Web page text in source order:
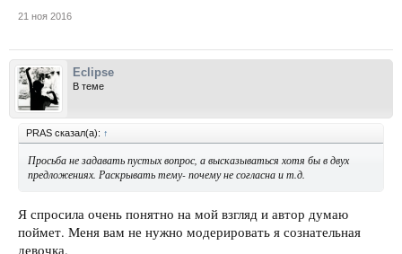
21 ноя 2016
Eclipse
В теме
PRAS сказал(а): ↑
Просьба не задавать пустых вопрос, а высказываться хотя бы в двух
предложениях. Раскрывать тему- почему не согласна и т.д.
Я спросила очень понятно на мой взгляд и автор думаю
поймет. Меня вам не нужно модерировать я сознательная
девочка.